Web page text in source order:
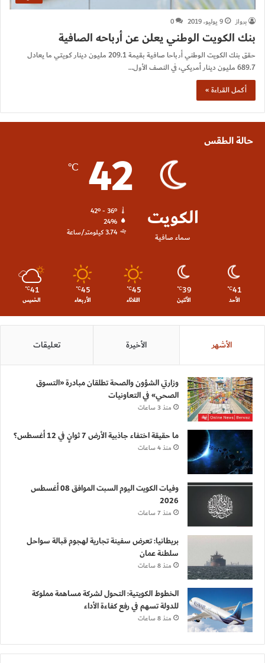
برواز
9 يوليو، 2019 0
بنك الكويت الوطني يعلن عن أرباحه الصافية
حقق بنك الكويت الوطني أرباحا صافية بقيمة 209.1 مليون دينار كويتي ما يعادل
689.7 مليون دينار أمريكي، في النصف الأول…
أكمل القراءة »
حالة الطقس
الكويت
سماء صافية
42
℃
42º - 36º
24%
3.74 كيلومتر/ساعة
41
℃
الأحد
39
℃
الأثنين
45
℃
الثلاثاء
45
℃
الأربعاء
41
℃
الخميس
الأشهر الأخيرة تعليقات
وزارتي الشؤون والصحة تطلقان مبادرة «التسوق
الصحي» في التعاونيات
منذ 3 ساعات
ما حقيقة اختفاء جاذبية الأرض 7 ثوانٍ في 12 أغسطس؟
منذ 4 ساعات
وفيات الكويت اليوم السبت الموافق 08 أغسطس
2026
منذ 7 ساعات
بريطانيا: تعرض سفينة تجارية لهجوم قبالة سواحل
سلطنة عمان
منذ 8 ساعات
الخطوط الكويتية: التحول لشركة مساهمة مملوكة
للدولة تسهم في رفع كفاءة الأداء
منذ 8 ساعات